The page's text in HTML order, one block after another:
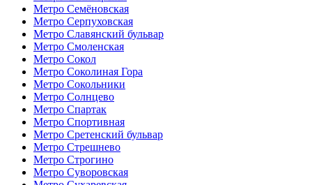
Метро Семёновская
Метро Серпуховская
Метро Славянский бульвар
Метро Смоленская
Метро Сокол
Метро Соколиная Гора
Метро Сокольники
Метро Солнцево
Метро Спартак
Метро Спортивная
Метро Сретенский бульвар
Метро Стрешнево
Метро Строгино
Метро Суворовская